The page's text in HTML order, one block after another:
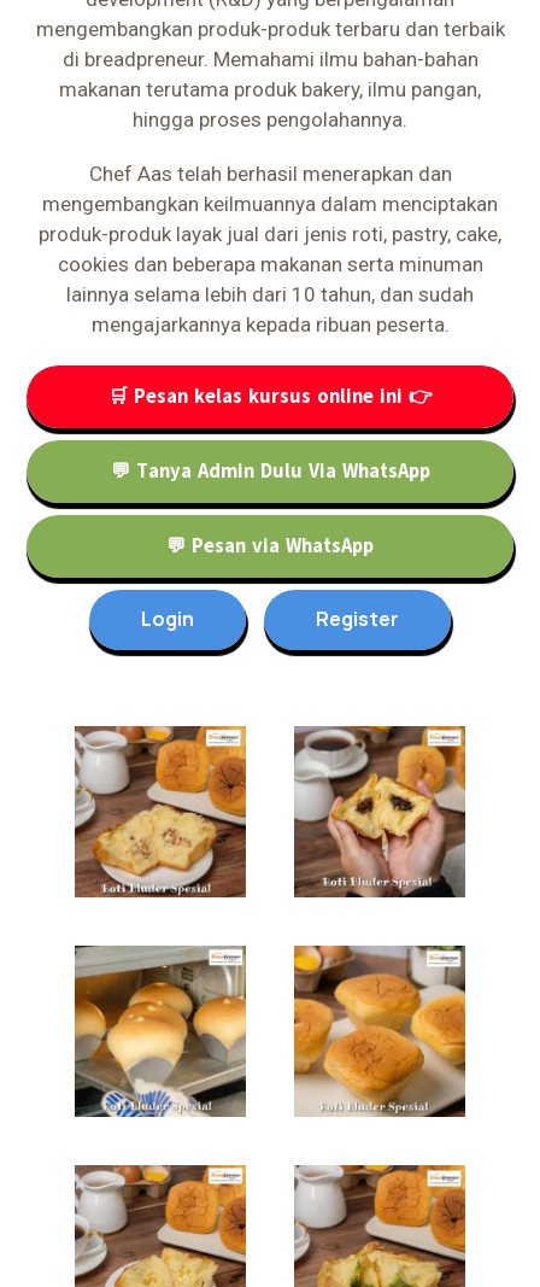
mengembangkan produk-produk terbaru dan terbaik
di breadpreneur. Memahami ilmu bahan-bahan
makanan terutama produk bakery, ilmu pangan,
hingga proses pengolahannya.
Chef Aas telah berhasil menerapkan dan
mengembangkan keilmuannya dalam menciptakan
produk-produk layak jual dari jenis roti, pastry, cake,
cookies dan beberapa makanan serta minuman
lainnya selama lebih dari 10 tahun, dan sudah
mengajarkannya kepada ribuan peserta.
🛒 Pesan kelas kursus online ini 👉
💬 Tanya Admin Dulu Via WhatsApp
💬 Pesan via WhatsApp
Login Register